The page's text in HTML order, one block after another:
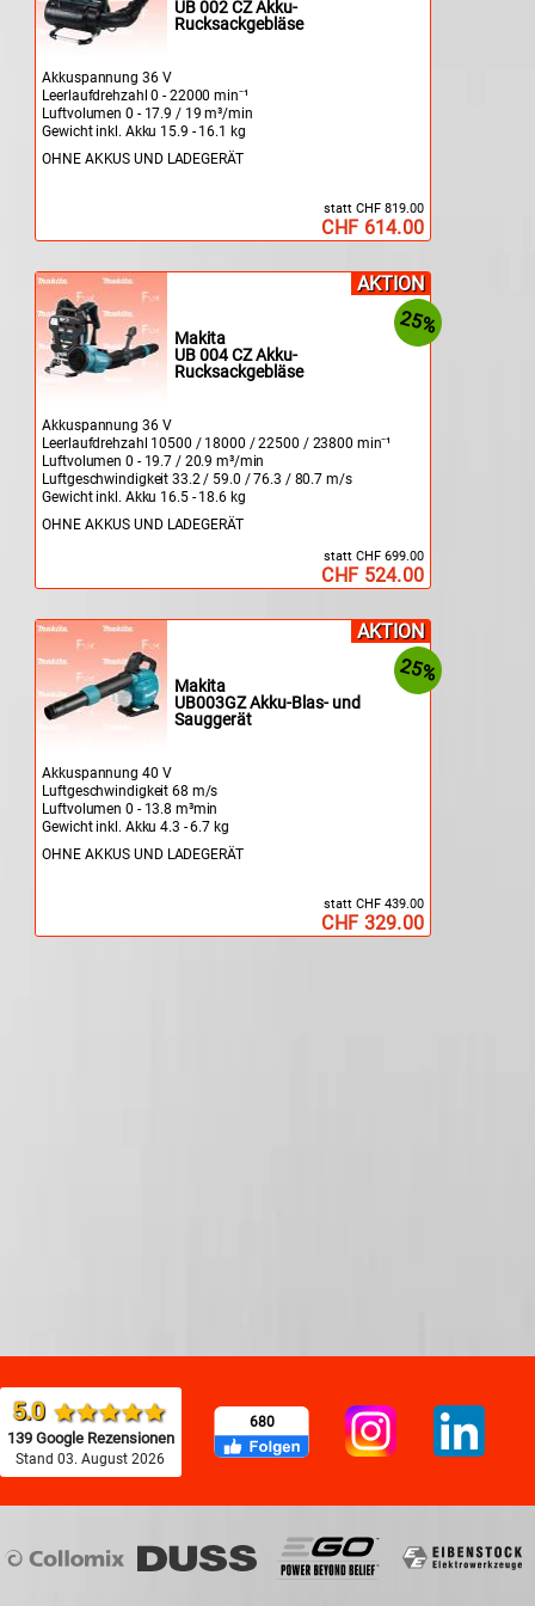
UB 002 CZ Akku-
Rucksackgebläse
Akkuspannung 36 V
Leerlaufdrehzahl 0 - 22000 min⁻¹
Luftvolumen 0 - 17.9 / 19 m³/min
Gewicht inkl. Akku 15.9 - 16.1 kg
OHNE AKKUS UND LADEGERÄT
CHF 614.00
statt CHF 819.00
AKTION
Makita
UB 004 CZ Akku-
Rucksackgebläse
Akkuspannung 36 V
Leerlaufdrehzahl 10500 / 18000 / 22500 / 23800 min⁻¹
Luftvolumen 0 - 19.7 / 20.9 m³/min
Luftgeschwindigkeit 33.2 / 59.0 / 76.3 / 80.7 m/s
Gewicht inkl. Akku 16.5 - 18.6 kg
OHNE AKKUS UND LADEGERÄT
25%
CHF 524.00
statt CHF 699.00
AKTION
Makita
UB003GZ Akku-Blas- und
Sauggerät
Akkuspannung 40 V
Luftgeschwindigkeit 68 m/s
Luftvolumen 0 - 13.8 m³min
Gewicht inkl. Akku 4.3 - 6.7 kg
OHNE AKKUS UND LADEGERÄT
25%
CHF 329.00
statt CHF 439.00
5.0
139 Google Rezensionen
Stand 03. August 2026
680